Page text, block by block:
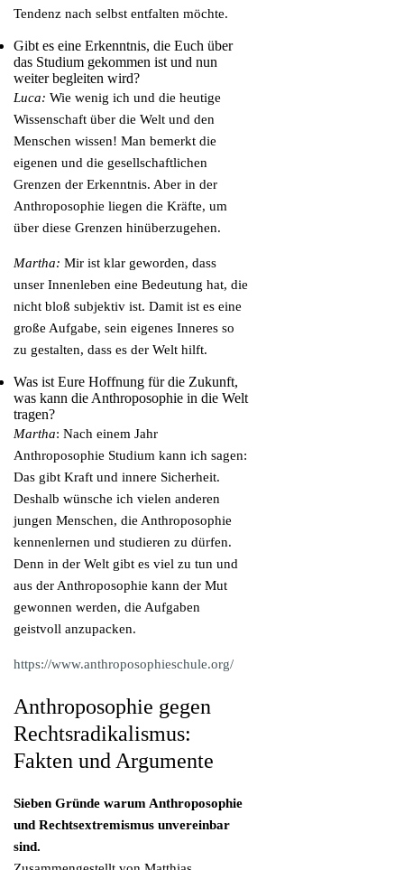
Tendenz nach selbst entfalten möchte.
Gibt es eine Erkenntnis, die Euch über
das Studium gekommen ist und nun
weiter begleiten wird?
Luca: Wie wenig ich und die heutige
Wissenschaft über die Welt und den
Menschen wissen! Man bemerkt die
eigenen und die gesellschaftlichen
Grenzen der Erkenntnis. Aber in der
Anthroposophie liegen die Kräfte, um
über diese Grenzen hinüberzugehen.
Martha: Mir ist klar geworden, dass
unser Innenleben eine Bedeutung hat, die
nicht bloß subjektiv ist. Damit ist es eine
große Aufgabe, sein eigenes Inneres so
zu gestalten, dass es der Welt hilft.
Was ist Eure Hoffnung für die Zukunft,
was kann die Anthroposophie in die Welt
tragen?
Martha: Nach einem Jahr
Anthroposophie Studium kann ich sagen:
Das gibt Kraft und innere Sicherheit.
Deshalb wünsche ich vielen anderen
jungen Menschen, die Anthroposophie
kennenlernen und studieren zu dürfen.
Denn in der Welt gibt es viel zu tun und
aus der Anthroposophie kann der Mut
gewonnen werden, die Aufgaben
geistvoll anzupacken.
https://www.anthroposophieschule.org/
Anthroposophie gegen
Rechtsradikalismus:
Fakten und Argumente
Sieben Gründe warum Anthroposophie
und Rechtsextremismus unvereinbar
sind.